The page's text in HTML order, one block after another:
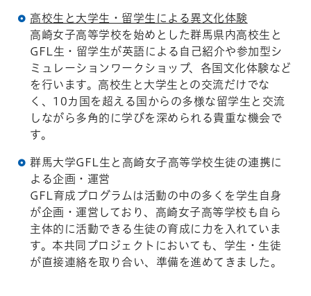
高校生と大学生・留学生による異文化体験
高崎女子高等学校を始めとした群馬県内高校生と
GFL生・留学生が英語による自己紹介や参加型シ
ミュレーションワークショップ、各国文化体験など
を行います。高校生と大学生との交流だけでな
く、10カ国を超える国からの多様な留学生と交流
しながら多角的に学びを深められる貴重な機会で
す。
群馬大学GFL生と高崎女子高等学校生徒の連携に
よる企画・運営
GFL育成プログラムは活動の中の多くを学生自身
が企画・運営しており、高崎女子高等学校も自ら
主体的に活動できる生徒の育成に力を入れていま
す。本共同プロジェクトにおいても、学生・生徒
が直接連絡を取り合い、準備を進めてきました。